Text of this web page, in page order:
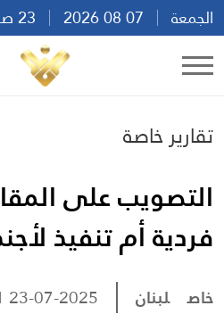
الجمعة
تقارير خاصة
التصويب على
فردية أم تنفيذ
خاص لبنان 23-07-2025 20:11 مساءً